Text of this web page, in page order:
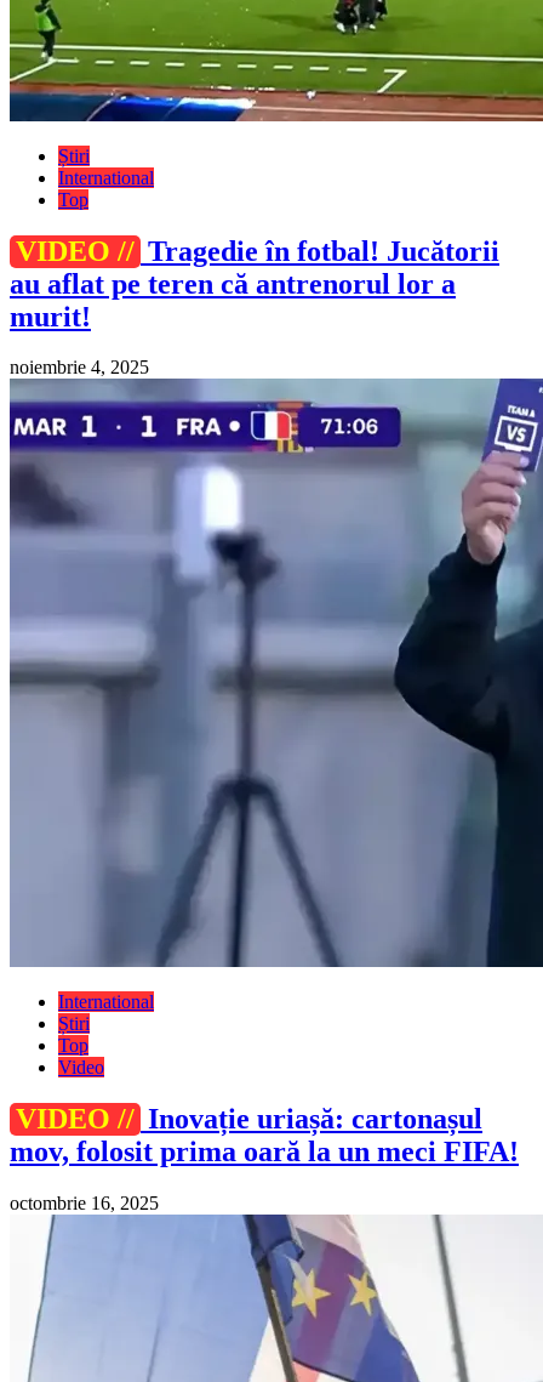
Știri
International
Top
VIDEO // Tragedie în fotbal! Jucătorii
au aflat pe teren că antrenorul lor a
murit!
noiembrie 4, 2025
International
Știri
Top
Video
VIDEO // Inovație uriașă: cartonașul
mov, folosit prima oară la un meci FIFA!
octombrie 16, 2025